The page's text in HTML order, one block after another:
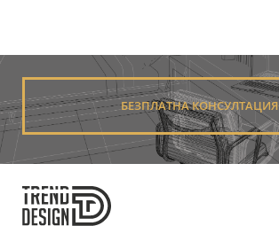
БЕЗПЛАТНА КОНСУЛТАЦИЯ